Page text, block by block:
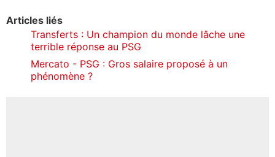
Articles liés
Transferts : Un champion du monde lâche une
terrible réponse au PSG
Mercato - PSG : Gros salaire proposé à un
phénomène ?